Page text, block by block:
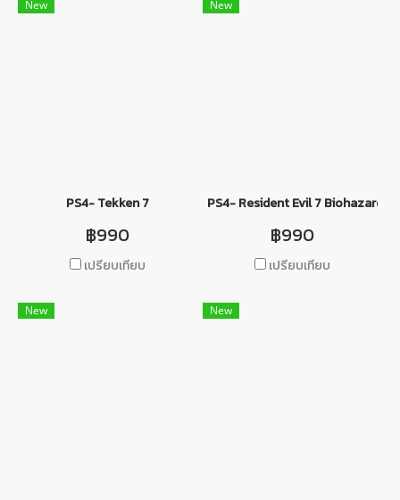
New
PS4- Tekken 7
฿990
เปรียบเทียบ
New
PS4- Resident Evil 7 Biohazard
฿990
เปรียบเทียบ
New New